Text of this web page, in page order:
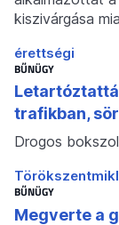
kiszivárgása
érettségi
BŰNÜGY
trafikban,
Drogos
BŰNÜGY
Megverte a